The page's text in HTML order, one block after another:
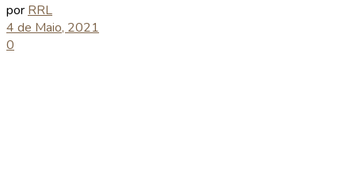
por RRL
4 de Maio, 2021
0